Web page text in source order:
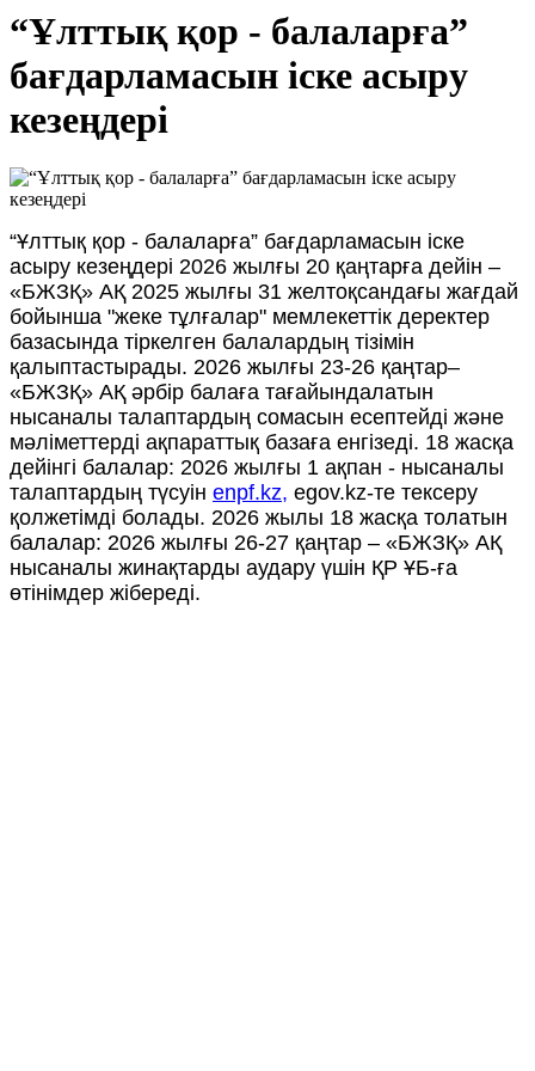
“Ұлттық қор - балаларға”
бағдарламасын іске асыру
кезеңдері
“Ұлттық қор - балаларға” бағдарламасын іске
асыру кезеңдері 2026 жылғы 20 қаңтарға дейін –
«БЖЗҚ» АҚ 2025 жылғы 31 желтоқсандағы жағдай
бойынша "жеке тұлғалар" мемлекеттік деректер
базасында тіркелген балалардың тізімін
қалыптастырады. 2026 жылғы 23-26 қаңтар–
«БЖЗҚ» АҚ әрбір балаға тағайындалатын
нысаналы талаптардың сомасын есептейді және
мәліметтерді ақпараттық базаға енгізеді. 18 жасқа
дейінгі балалар: 2026 жылғы 1 ақпан - нысаналы
талаптардың түсуін enpf.kz, egov.kz-те тексеру
қолжетімді болады. 2026 жылы 18 жасқа толатын
балалар: 2026 жылғы 26-27 қаңтар – «БЖЗҚ» АҚ
нысаналы жинақтарды аудару үшін ҚР ҰБ-ға
өтінімдер жібереді.